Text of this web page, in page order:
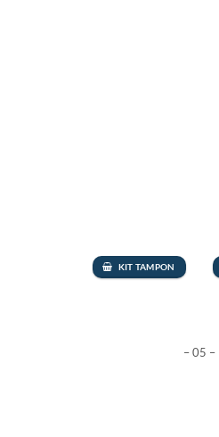
KIT TAMPON
– 05 –